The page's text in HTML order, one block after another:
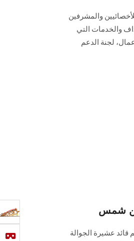
والمشرفين
والخدمات التي
لجنة الدعم
شمس
قائد عشيرة الجوالة